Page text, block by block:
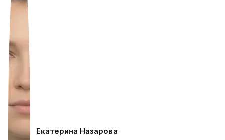
Екатерина Назарова